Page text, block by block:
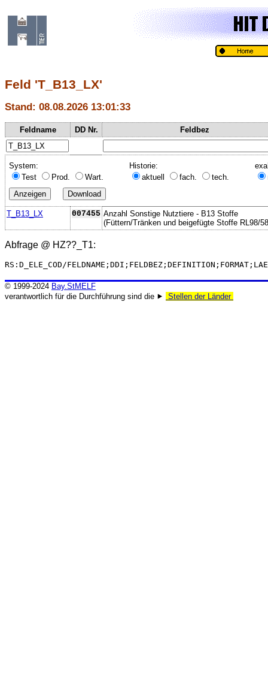
Feld 'T_B13_LX'
Stand: 08.08.2026 13:01:33
Feldname DD Nr. Feldbez
System:
Test
Prod. Wart.
Historie:
aktuell
fach. tech.
T_B13_LX 007455 Anzahl Sonstige Nutztiere - B13 Stoffe
(Füttern/Tränken und beigefügte Stoffe RL98/
Abfrage @ HZ??_T1:
RS:D_ELE_COD/
© 1999-2024 Bay.StMELF
verantwortlich für die Durchführung sind die ⯈
Stellen der Länder